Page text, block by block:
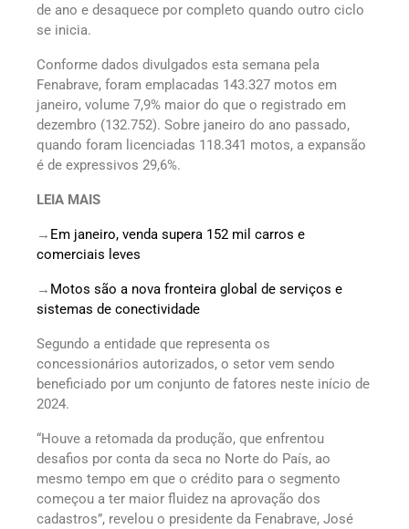
de ano e desaquece por completo quando outro ciclo
se inicia.
Conforme dados divulgados esta semana pela
Fenabrave, foram emplacadas 143.327 motos em
janeiro, volume 7,9% maior do que o registrado em
dezembro (132.752). Sobre janeiro do ano passado,
quando foram licenciadas 118.341 motos, a expansão
é de expressivos 29,6%.
LEIA MAIS
→ Em janeiro, venda supera 152 mil carros e
comerciais leves
→ Motos são a nova fronteira global de serviços e
sistemas de conectividade
Segundo a entidade que representa os
concessionários autorizados, o setor vem sendo
beneficiado por um conjunto de fatores neste início de
2024.
“Houve a retomada da produção, que enfrentou
desafios por conta da seca no Norte do País, ao
mesmo tempo em que o crédito para o segmento
começou a ter maior fluidez na aprovação dos
cadastros”, revelou o presidente da Fenabrave, José